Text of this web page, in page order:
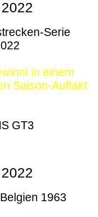
Serie
in einem
Saison-Auftakt
GT3
1963